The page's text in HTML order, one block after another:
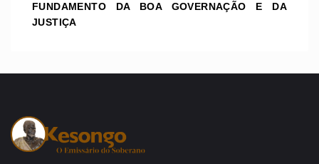
FUNDAMENTO DA BOA GOVERNAÇÃO E DA
JUSTIÇA